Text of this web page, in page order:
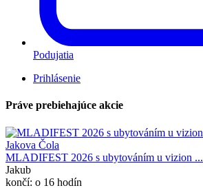
Podujatia
Prihlásenie
Práve prebiehajúce akcie
MLADIFEST 2026 s ubytováním u vizion ...
Jakub
končí: o 16 hodín